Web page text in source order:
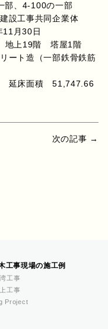
部、4-100の一部
設工事共同企業体
月30日
上19階 塔屋1階
造（一部鉄骨鉄筋
面積 51,747.66
次の記事 →
工事現場の施工例
工事
工事
Project